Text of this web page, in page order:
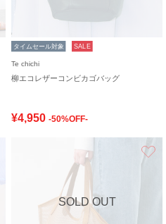
タイムセール対象 SALE
Te chichi
柳エコレザーコンビカゴバッグ
¥4,950 -50%OFF-
SOLD OUT